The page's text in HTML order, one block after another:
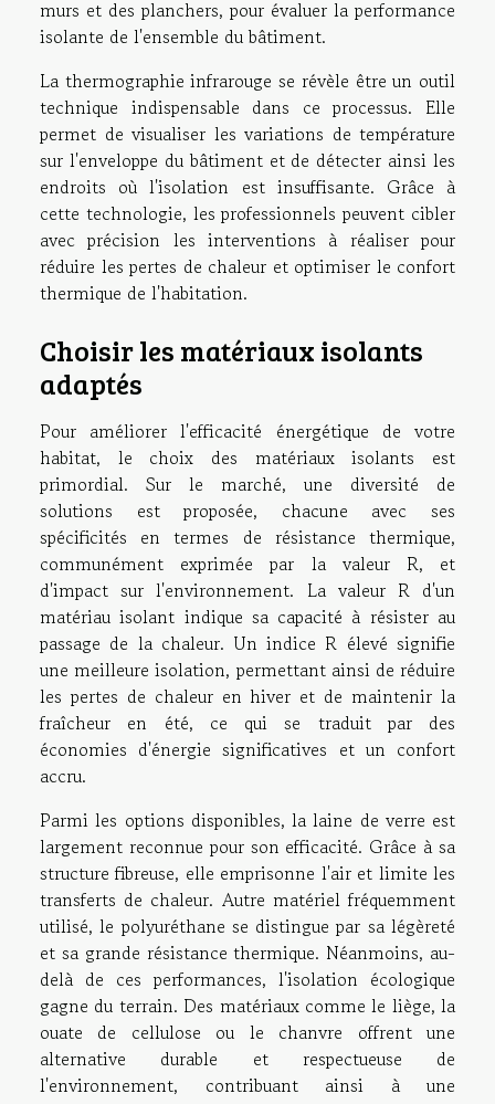
murs et des planchers, pour évaluer la performance
isolante de l'ensemble du bâtiment.
La thermographie infrarouge se révèle être un outil
technique indispensable dans ce processus. Elle
permet de visualiser les variations de température
sur l'enveloppe du bâtiment et de détecter ainsi les
endroits où l'isolation est insuffisante. Grâce à
cette technologie, les professionnels peuvent cibler
avec précision les interventions à réaliser pour
réduire les pertes de chaleur et optimiser le confort
thermique de l'habitation.
Choisir les matériaux isolants
adaptés
Pour améliorer l'efficacité énergétique de votre
habitat, le choix des matériaux isolants est
primordial. Sur le marché, une diversité de
solutions est proposée, chacune avec ses
spécificités en termes de résistance thermique,
communément exprimée par la valeur R, et
d'impact sur l'environnement. La valeur R d'un
matériau isolant indique sa capacité à résister au
passage de la chaleur. Un indice R élevé signifie
une meilleure isolation, permettant ainsi de réduire
les pertes de chaleur en hiver et de maintenir la
fraîcheur en été, ce qui se traduit par des
économies d'énergie significatives et un confort
accru.
Parmi les options disponibles, la laine de verre est
largement reconnue pour son efficacité. Grâce à sa
structure fibreuse, elle emprisonne l'air et limite les
transferts de chaleur. Autre matériel fréquemment
utilisé, le polyuréthane se distingue par sa légèreté
et sa grande résistance thermique. Néanmoins, au-
delà de ces performances, l'isolation écologique
gagne du terrain. Des matériaux comme le liège, la
ouate de cellulose ou le chanvre offrent une
alternative durable et respectueuse de
l'environnement, contribuant ainsi à une